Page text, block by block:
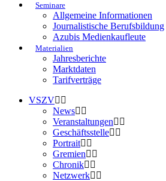
Seminare
Allgemeine Informationen
Journalistische Berufsbildung
Azubis Medienkaufleute
Materialien
Jahresberichte
Marktdaten
Tarifverträge
VSZV
News
Veranstaltungen
Geschäftsstelle
Portrait
Gremien
Chronik
Netzwerk